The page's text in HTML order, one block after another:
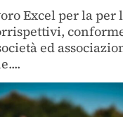
Excel per la per
ed